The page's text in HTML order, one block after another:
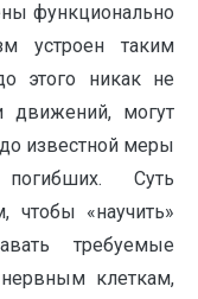
функционально
устроен таким
этого никак не
движений, могут
до известной меры
Суть
чтобы «научить»
требуемые
клеткам,